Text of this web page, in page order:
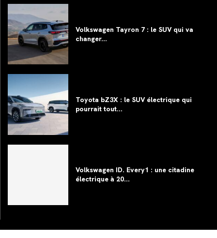
Volkswagen Tayron 7 : le SUV qui va
changer...
Toyota bZ3X : le SUV électrique qui
pourrait tout...
Volkswagen ID. Every1 : une citadine
électrique à 20...